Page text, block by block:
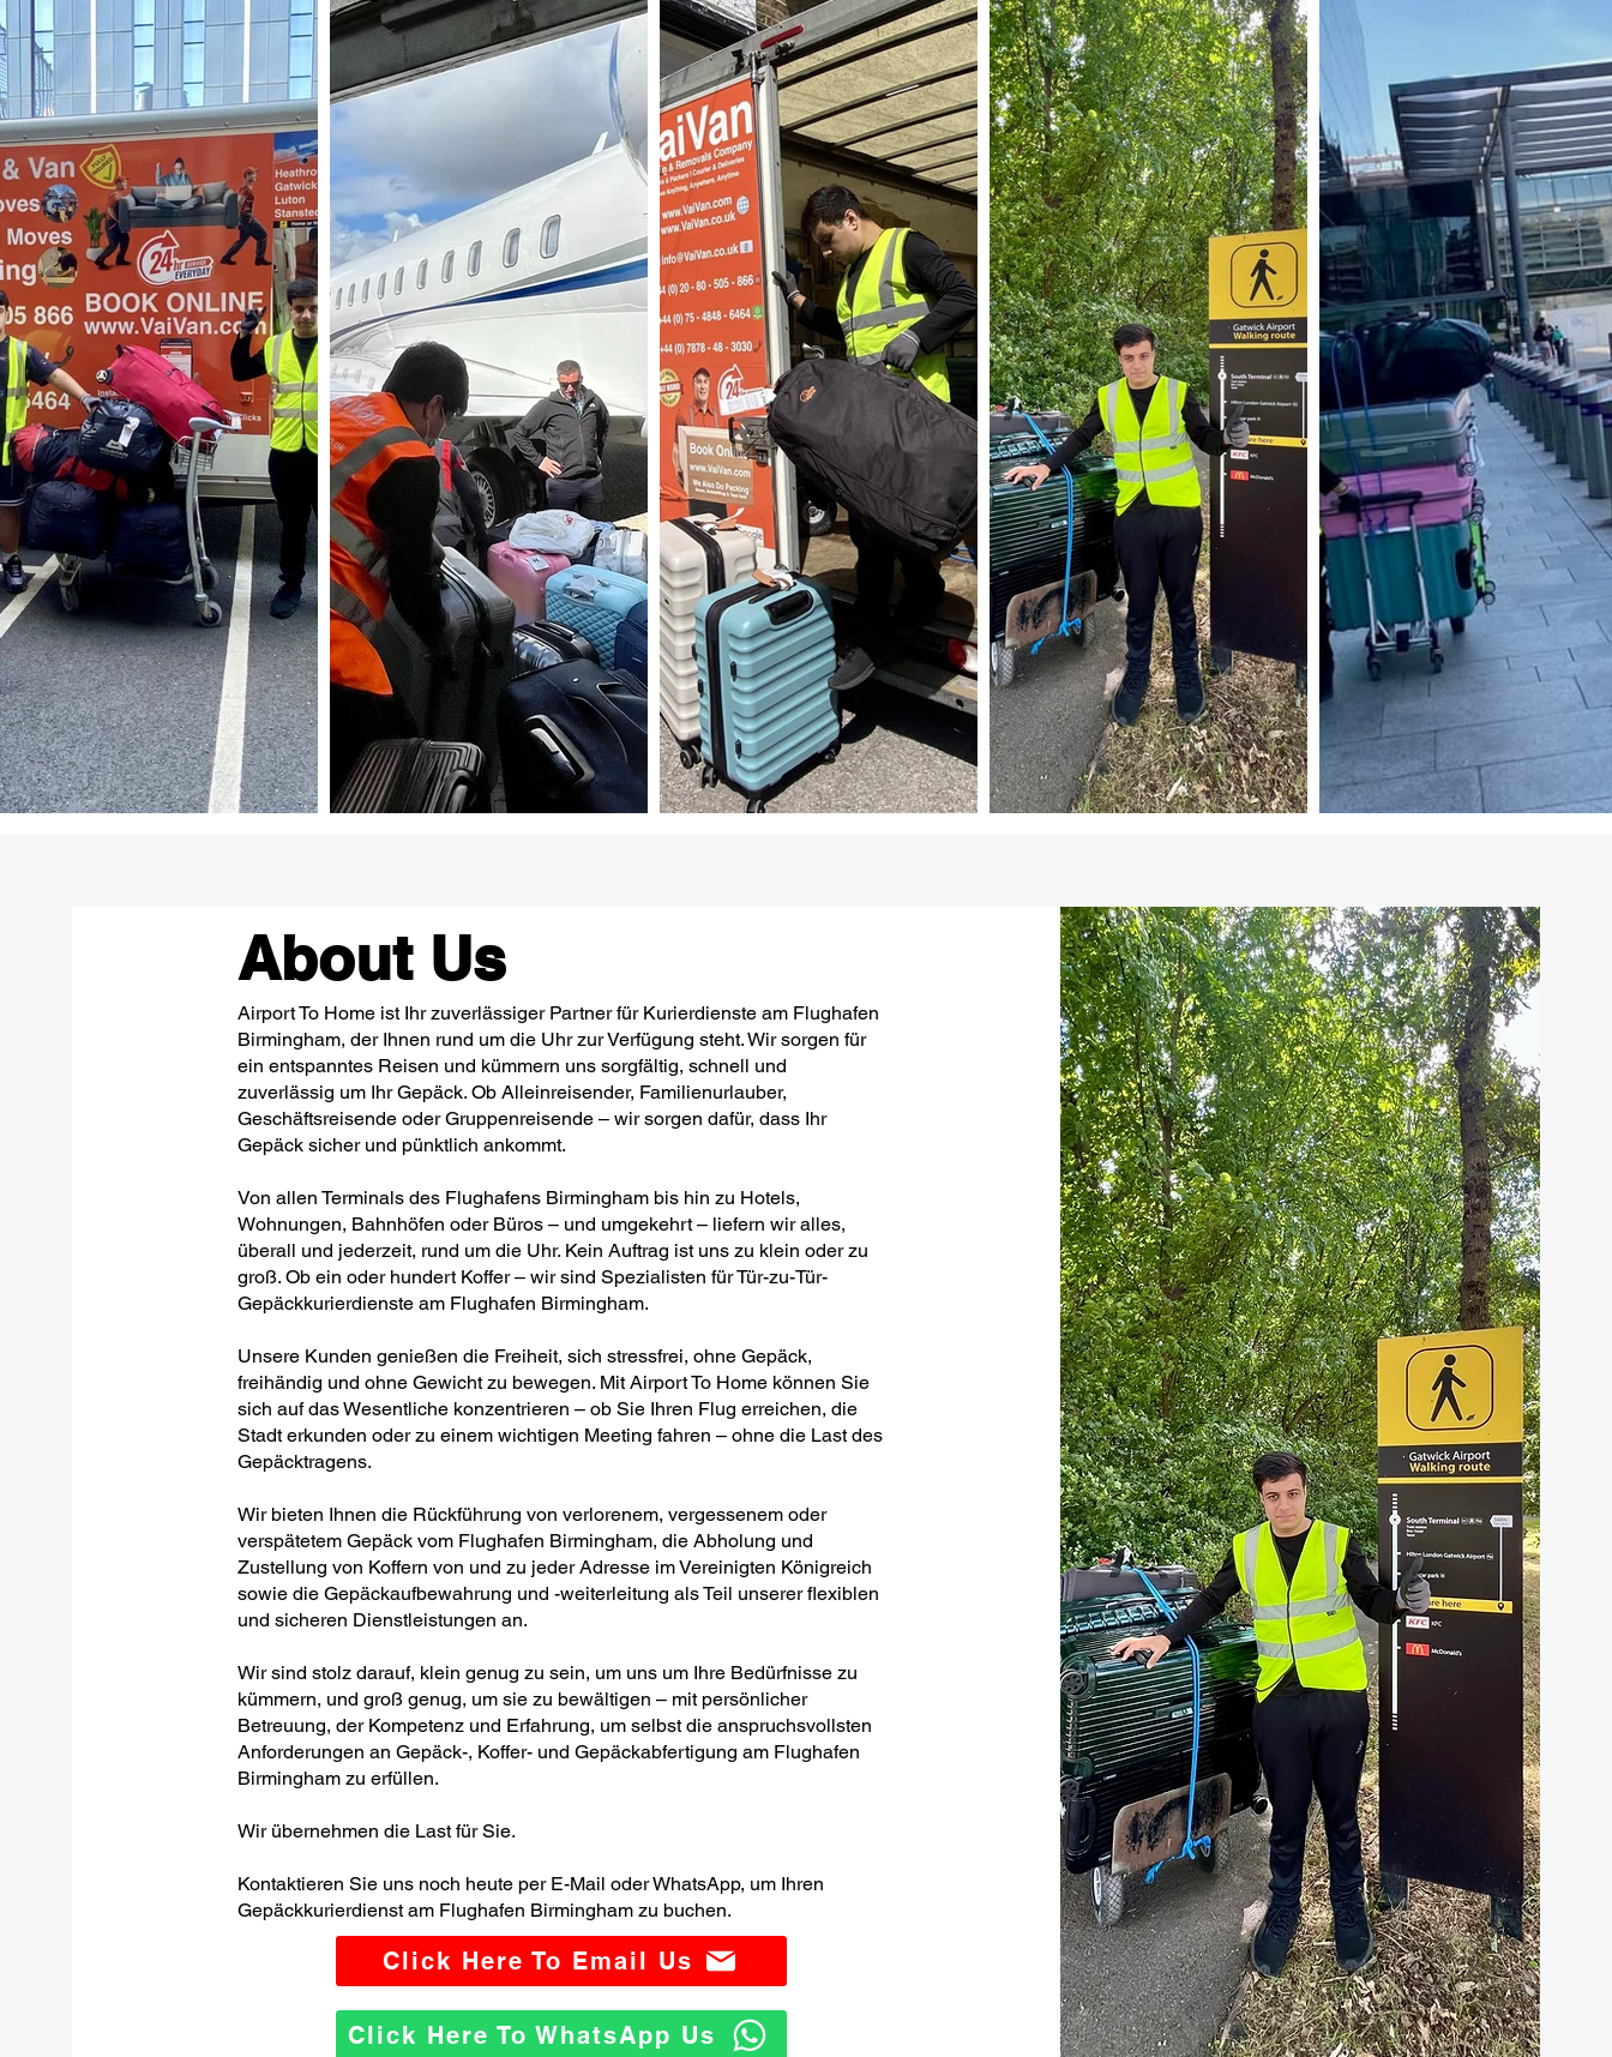
About Us
Airport To Home ist Ihr zuverlässiger Partner für Kurierdienste am Flughafen
Birmingham, der Ihnen rund um die Uhr zur Verfügung steht. Wir sorgen für
ein entspanntes Reisen und kümmern uns sorgfältig, schnell und
zuverlässig um Ihr Gepäck. Ob Alleinreisender, Familienurlauber,
Geschäftsreisende oder Gruppenreisende – wir sorgen dafür, dass Ihr
Gepäck sicher und pünktlich ankommt.
Von allen Terminals des Flughafens Birmingham bis hin zu Hotels,
Wohnungen, Bahnhöfen oder Büros – und umgekehrt – liefern wir alles,
überall und jederzeit, rund um die Uhr. Kein Auftrag ist uns zu klein oder zu
groß. Ob ein oder hundert Koffer – wir sind Spezialisten für Tür-zu-Tür-
Gepäckkurierdienste am Flughafen Birmingham.
Unsere Kunden genießen die Freiheit, sich stressfrei, ohne Gepäck,
freihändig und ohne Gewicht zu bewegen. Mit Airport To Home können Sie
sich auf das Wesentliche konzentrieren – ob Sie Ihren Flug erreichen, die
Stadt erkunden oder zu einem wichtigen Meeting fahren – ohne die Last des
Gepäcktragens.
Wir bieten Ihnen die Rückführung von verlorenem, vergessenem oder
verspätetem Gepäck vom Flughafen Birmingham, die Abholung und
Zustellung von Koffern von und zu jeder Adresse im Vereinigten Königreich
sowie die Gepäckaufbewahrung und -weiterleitung als Teil unserer flexiblen
und sicheren Dienstleistungen an.
Wir sind stolz darauf, klein genug zu sein, um uns um Ihre Bedürfnisse zu
kümmern, und groß genug, um sie zu bewältigen – mit persönlicher
Betreuung, der Kompetenz und Erfahrung, um selbst die anspruchsvollsten
Anforderungen an Gepäck-, Koffer- und Gepäckabfertigung am Flughafen
Birmingham zu erfüllen.
Wir übernehmen die Last für Sie.
Kontaktieren Sie uns noch heute per E-Mail oder WhatsApp, um Ihren
Gepäckkurierdienst am Flughafen Birmingham zu buchen.
Click Here To Email Us
Click Here To WhatsApp Us